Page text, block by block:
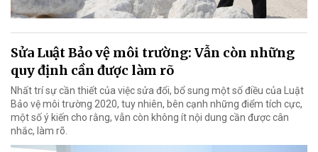
Sửa Luật Bảo vệ môi trường: Vẫn còn những
quy định cần được làm rõ
Nhất trí sự cần thiết của việc sửa đổi, bổ sung một số điều của Luật
Bảo vệ môi trường 2020, tuy nhiên, bên cạnh những điểm tích cực,
một số ý kiến cho rằng, vẫn còn không ít nội dung cần được cân
nhắc, làm rõ.